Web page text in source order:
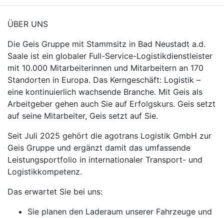
ÜBER UNS
Die Geis Gruppe mit Stammsitz in Bad Neustadt a.d.
Saale ist ein globaler Full-Service-Logistikdienstleister
mit 10.000 Mitarbeiterinnen und Mitarbeitern an 170
Standorten in Europa. Das Kerngeschäft: Logistik –
eine kontinuierlich wachsende Branche. Mit Geis als
Arbeitgeber gehen auch Sie auf Erfolgskurs. Geis setzt
auf seine Mitarbeiter, Geis setzt auf Sie.
Seit Juli 2025 gehört die agotrans Logistik GmbH zur
Geis Gruppe und ergänzt damit das umfassende
Leistungsportfolio in internationaler Transport- und
Logistikkompetenz.
Das erwartet Sie bei uns:
Sie planen den Laderaum unserer Fahrzeuge und